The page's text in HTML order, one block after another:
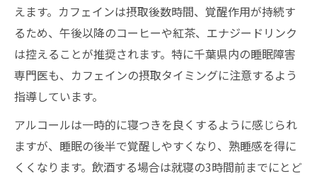
えます。カフェインは摂取後数時間、覚醒作用が持続す
るため、午後以降のコーヒーや紅茶、エナジードリンク
は控えることが推奨されます。特に千葉県内の睡眠障害
専門医も、カフェインの摂取タイミングに注意するよう
指導しています。
アルコールは一時的に寝つきを良くするように感じられ
ますが、睡眠の後半で覚醒しやすくなり、熟睡感を得に
くくなります。飲酒する場合は就寝の3時間前までにとど